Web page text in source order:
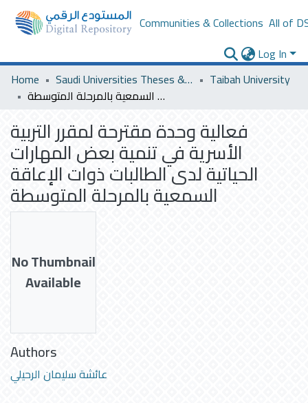
Communities & Collections All of
Log In
Home
Saudi Universities Theses & Dissertations
Taibah University
فعالية وحدة مقترحة لمقرر التربية الأسرية في تنمية بعض المهارات الحياتية لدى الطالبات ذوات الإعاقة السمعية بالمرحلة المتوسطة
فعالية وحدة مقترحة لمقرر التربية
الأسرية في تنمية بعض المهارات
الحياتية لدى الطالبات ذوات الإعاقة
السمعية بالمرحلة المتوسطة
No Thumbnail
Available
Authors
عائشة سليمان الرحيلي